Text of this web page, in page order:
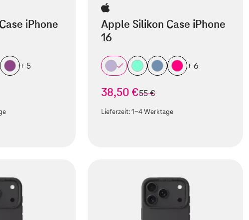
iPhone
+ 5
Apple Silikon Case iPhone
16
+ 6
38,50 €statt
55 €
Lieferzeit:1-4 Werktage